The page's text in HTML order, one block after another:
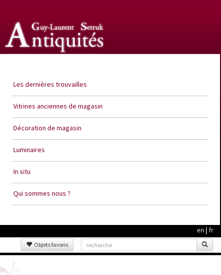
Les dernières trouvailles
Vitrines anciennes de magasin
Décoration de magasin
Luminaires
In situ
Qui sommes nous ?
en | fr
Objets favoris